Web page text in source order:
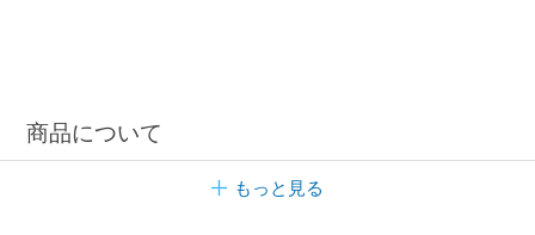
商品について
もっと見る